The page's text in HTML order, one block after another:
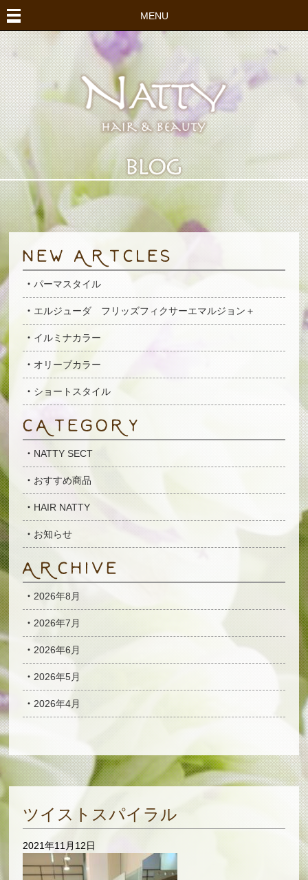
MENU
パーマスタイル
エルジューダ フリッズフィクサーエマルジョン＋
イルミナカラー
オリーブカラー
ショートスタイル
NATTY SECT
おすすめ商品
HAIR NATTY
お知らせ
2026年8月
2026年7月
2026年6月
2026年5月
2026年4月
ツイストスパイラル
2021年11月12日